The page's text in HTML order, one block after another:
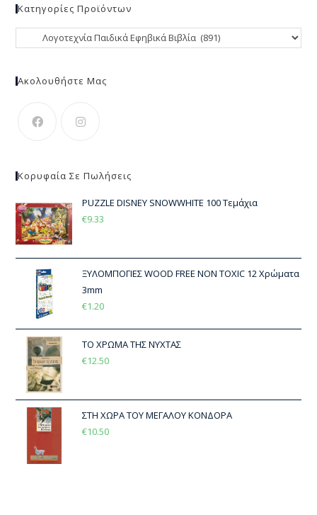
Κατηγορίες Προϊόντων
Ακολουθήστε Μας
Κορυφαία Σε Πωλήσεις
PUZZLE DISNEY SNOWWHITE 100 Τεμάχια
€9.33
ΞΥΛΟΜΠΟΓΙΕΣ WOOD FREE NON TOXIC 12 Χρώματα
3mm
€1.20
ΤΟ ΧΡΩΜΑ ΤΗΣ ΝΥΧΤΑΣ
€12.50
ΣΤΗ ΧΩΡΑ ΤΟΥ ΜΕΓΑΛΟΥ ΚΟΝΔΟΡΑ
€10.50